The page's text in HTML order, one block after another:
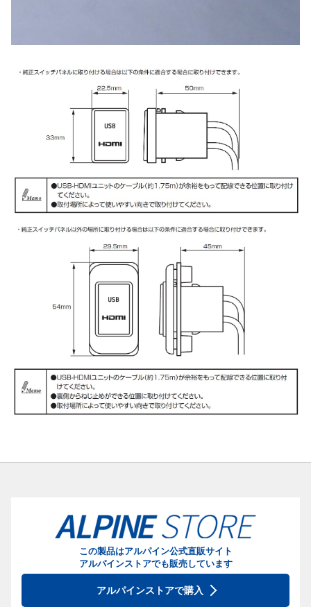
この製品はアルパイン公式直販サイト
アルパインストアでも販売しています
アルパインストアで購入